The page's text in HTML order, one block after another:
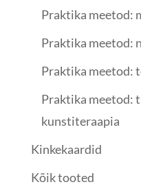
Praktika meetod:
Praktika meetod:
Praktika meetod:
Praktika meetod:
kunstiteraapia
Kinkekaardid
Kõik tooted